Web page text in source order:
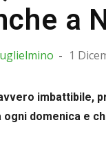
a
- 1
imbattibile,
domenica e